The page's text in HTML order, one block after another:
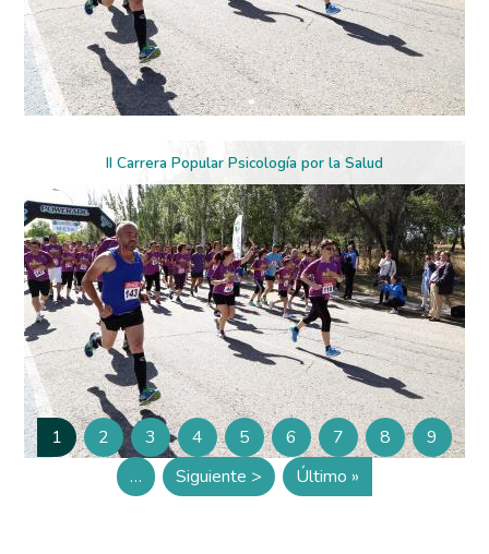
II Carrera Popular Psicología por la Salud
Paginación
Página
1 Página
2 Página
3 Página
4 Página
5 Página
6 Página
7 Página
8 Página
9
…
Siguiente página
Siguiente > Última página
Último »